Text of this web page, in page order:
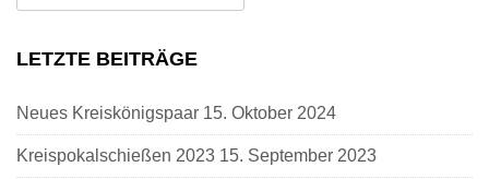
for:
LETZTE BEITRÄGE
Neues Kreiskönigspaar 15. Oktober 2024
Kreispokalschießen 2023 15. September 2023